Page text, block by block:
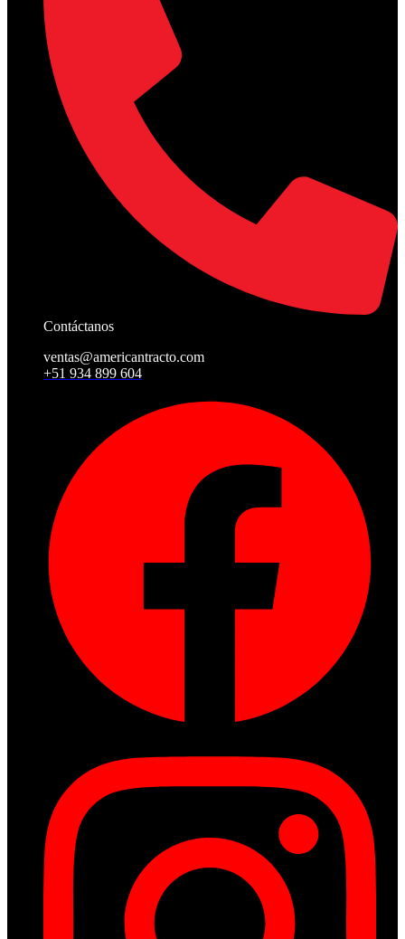
Contáctanos
ventas@americantracto.com
+51 934 899 604